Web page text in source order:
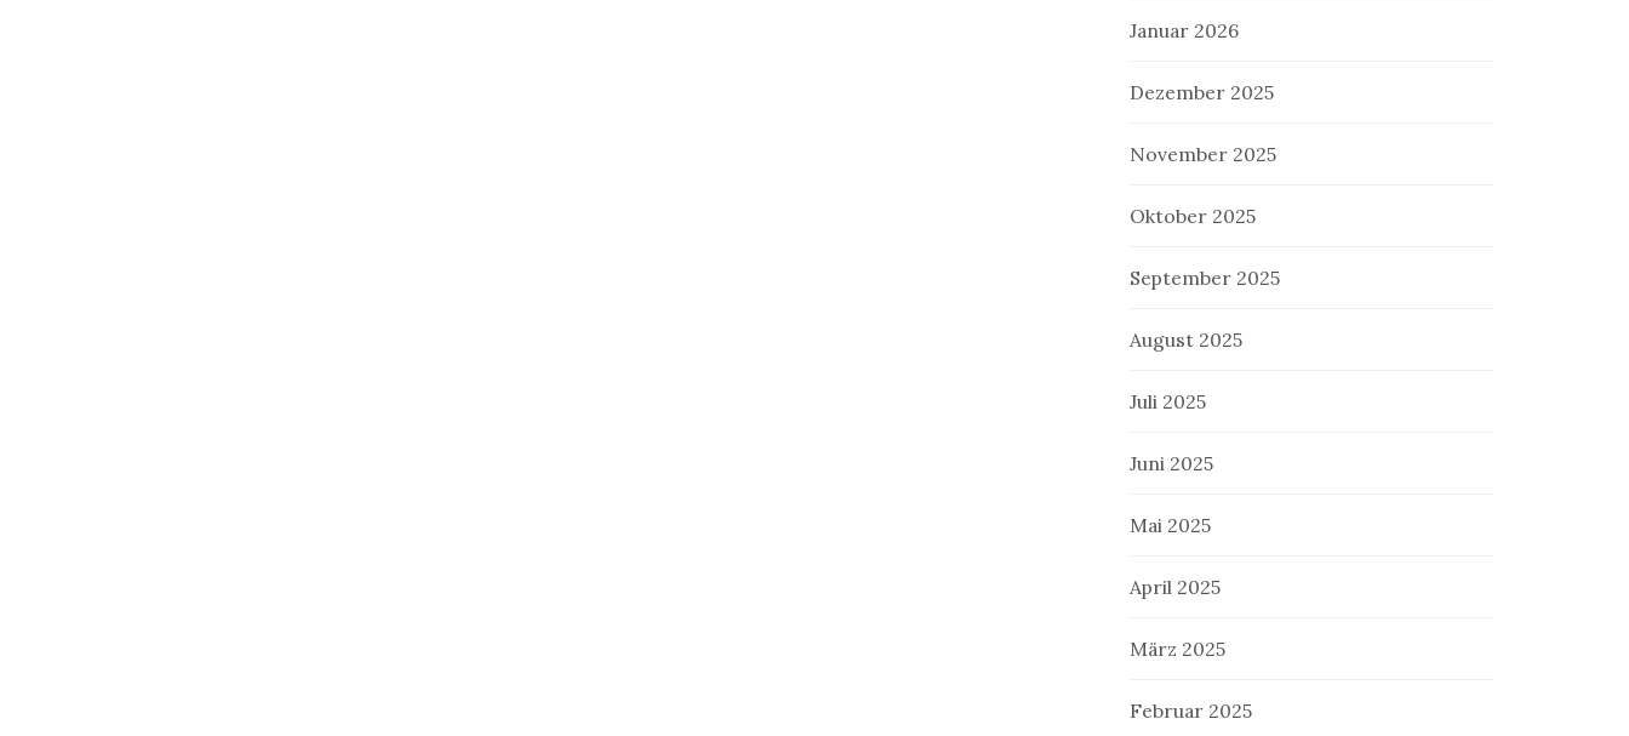
Januar 2026
Dezember 2025
November 2025
Oktober 2025
September 2025
August 2025
Juli 2025
Juni 2025
Mai 2025
April 2025
März 2025
Februar 2025